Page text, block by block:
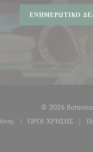
ΕΝΗΜΕΡΩΤΙΚΌ
© 2026 Botanica
σε νέο παράθυρο))
ΌΡΟΙ ΧΡΉΣΗΣ
((ανοίγει